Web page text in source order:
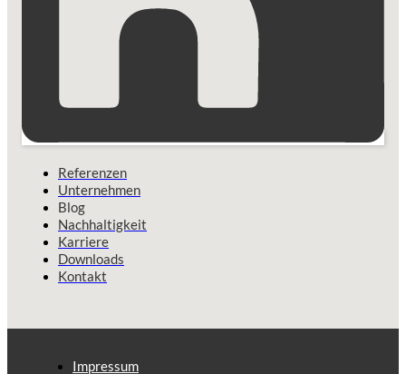
Referenzen
Unternehmen
Blog
Nachhaltigkeit
Karriere
Downloads
Kontakt
Impressum